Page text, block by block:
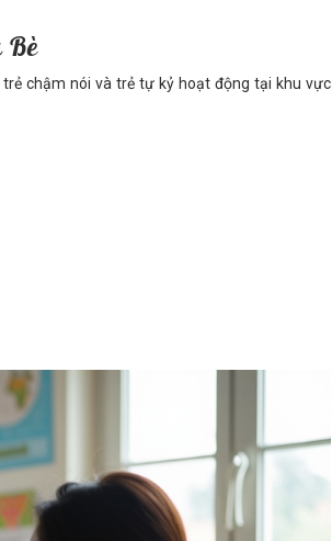
Bè
chậm nói và trẻ tự kỷ hoạt động tại khu vực